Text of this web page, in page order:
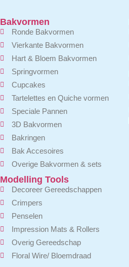
Bakvormen
Ronde Bakvormen
Vierkante Bakvormen
Hart & Bloem Bakvormen
Springvormen
Cupcakes
Tartelettes en Quiche vormen
Speciale Pannen
3D Bakvormen
Bakringen
Bak Accesoires
Overige Bakvormen & sets
Modelling Tools
Decoreer Gereedschappen
Crimpers
Penselen
Impression Mats & Rollers
Overig Gereedschap
Floral Wire/ Bloemdraad